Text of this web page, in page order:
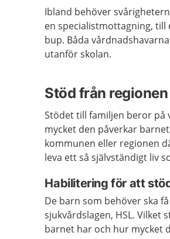
Ibland behöver
en specialistmottagning, till
bup. Båda
utanför skolan.
Stöd från
Stödet till familjen beror
mycket den påverkar
kommunen eller regionen
leva ett så självständigt liv
Habilitering för att
De barn som behöver ska få
sjukvårdslagen, HSL.
barnet har och hur mycket